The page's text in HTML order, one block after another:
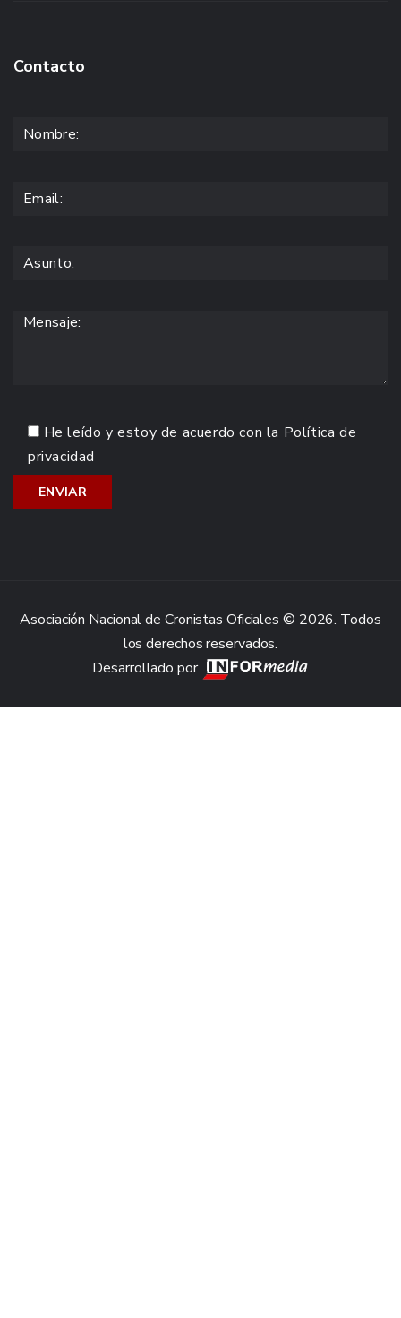
Contacto
He leído y estoy de acuerdo con la Política de
privacidad
Asociación Nacional de Cronistas Oficiales © 2026. Todos
los derechos reservados.
Desarrollado por